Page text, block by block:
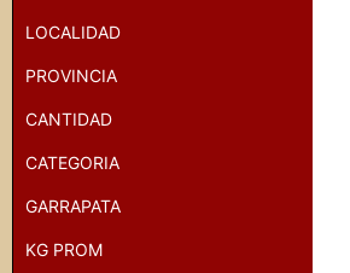
LOCALIDAD
PROVINCIA
CANTIDAD
CATEGORIA
GARRAPATA
KG PROM